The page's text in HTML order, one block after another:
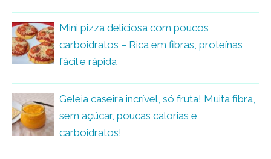
Mini pizza deliciosa com poucos
carboidratos – Rica em fibras, proteínas,
fácil e rápida
Geleia caseira incrível, só fruta! Muita fibra,
sem açúcar, poucas calorias e
carboidratos!